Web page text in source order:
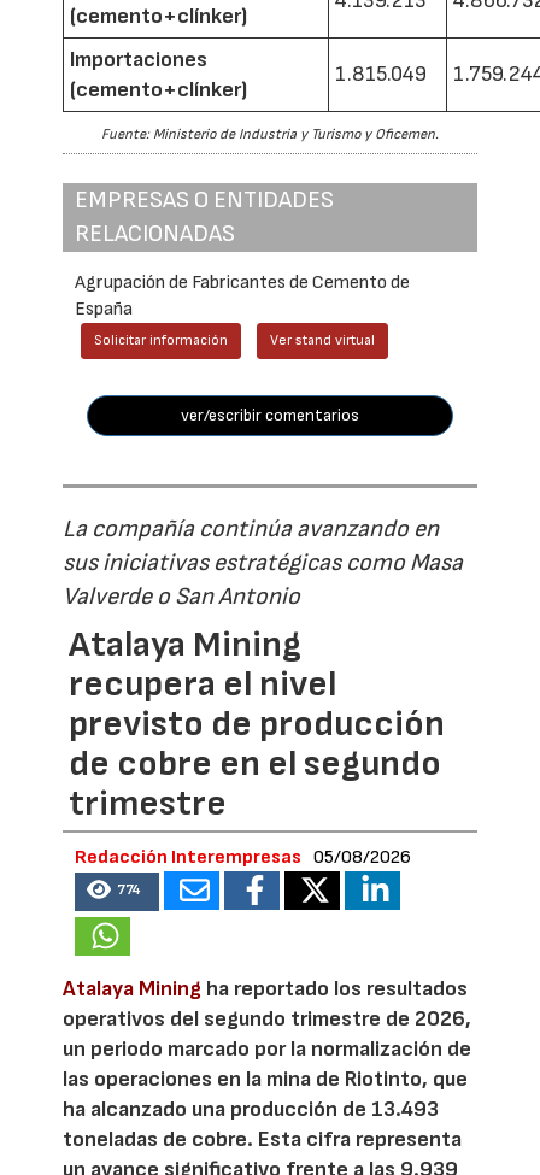
(cemento+clínker)
Importaciones
(cemento+clínker)
1.815.049
Fuente: Ministerio de Industria y Turismo y Oficemen.
EMPRESAS O ENTIDADES
RELACIONADAS
Agrupación de Fabricantes de Cemento de
España
Solicitar información Ver stand virtual
ver/escribir comentarios
La compañía continúa avanzando en
sus iniciativas estratégicas como Masa
Valverde o San Antonio
Atalaya Mining
recupera el nivel
previsto de producción
de cobre en el segundo
trimestre
Redacción Interempresas 05/08/2026
774
Atalaya Mining ha reportado los resultados
operativos del segundo trimestre de 2026,
un periodo marcado por la normalización de
las operaciones en la mina de Riotinto, que
ha alcanzado una producción de 13.493
toneladas de cobre. Esta cifra representa
un avance significativo frente a las 9.939